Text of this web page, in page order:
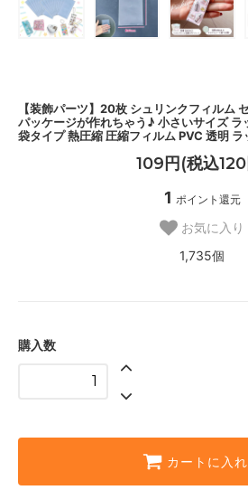
【装飾パーツ】20枚 シュリンクフィルム
パッケージが作れちゃう♪ 小さいサイズ ラ
袋タイプ 熱圧縮 圧縮フィルム PVC 透明 ラ
109円(税込
1 ポイント還元
お気に入り
1,735個
購入数
カートに入